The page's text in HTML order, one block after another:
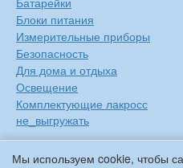
Мы используем cookie, чтобы
Блоки питания
Измерительные приборы
Безопасность
Для дома и отдыха
Освещение
Комплектующие лакросс
не_выгружать